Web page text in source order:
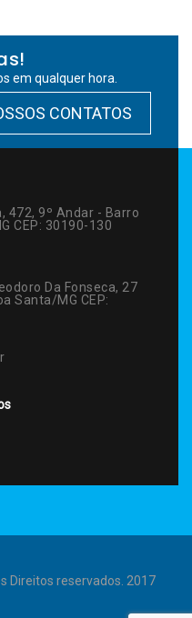
em qualquer hora.
CONTATOS
472, 9º Andar - Barro
CEP: 30190-130
Da Fonseca, 27
Santa/MG CEP:
Direitos reservados. 2017